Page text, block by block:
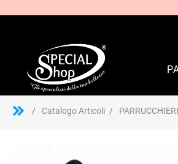
Catalogo Articoli